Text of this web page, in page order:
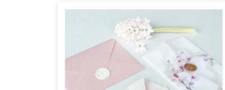
phúc của một doanh nghiệp thành đạt đến gia
đình người nhận